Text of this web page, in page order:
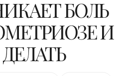
БОЛЬ
И